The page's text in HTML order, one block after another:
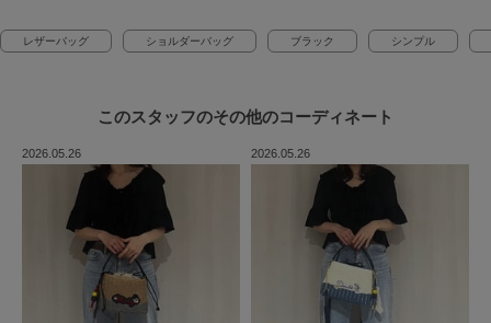
レザーバッグ ショルダーバッグ ブラック シンプル
このスタッフのその他のコーディネート
2026.05.26 2026.05.26